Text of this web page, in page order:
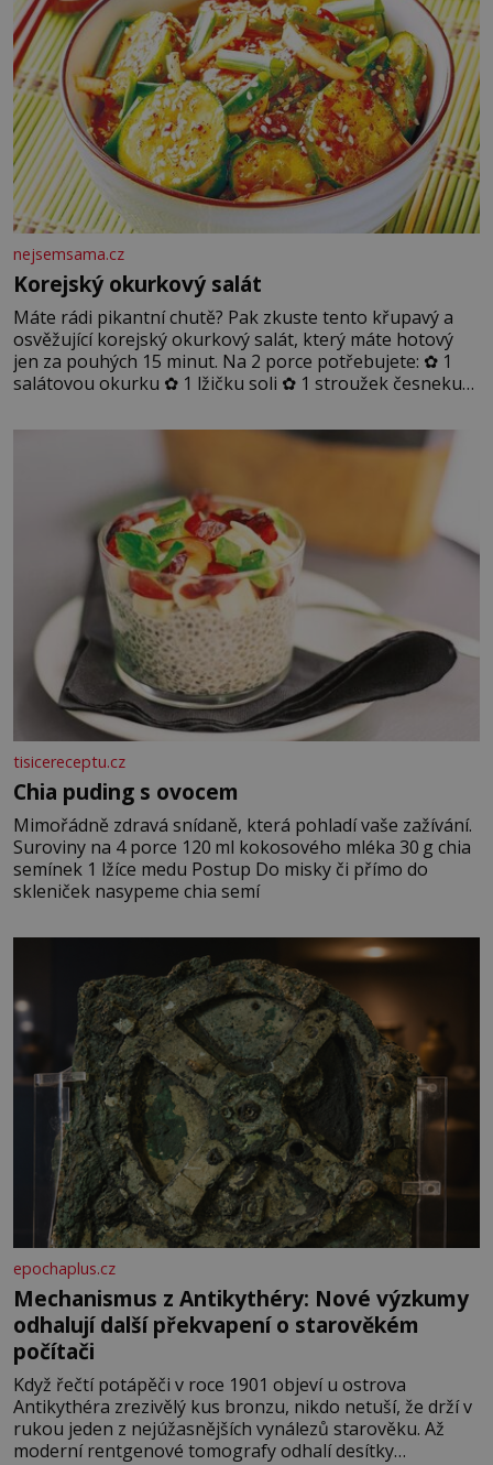
nejsemsama.cz
Korejský okurkový salát
Máte rádi pikantní chutě? Pak zkuste tento křupavý a
osvěžující korejský okurkový salát, který máte hotový
jen za pouhých 15 minut. Na 2 porce potřebujete: ✿ 1
salátovou okurku ✿ 1 lžičku soli ✿ 1 stroužek česneku
sezamového oleje ✿ 1 lžičku chilli ✿ 1 lžičku cukru ✿ 1
jarní cibulku ✿ 1 lžíci sezamových semínek
tisicereceptu.cz
Chia puding s ovocem
Mimořádně zdravá snídaně, která pohladí vaše zažívání.
Suroviny na 4 porce 120 ml kokosového mléka 30 g chia
semínek 1 lžíce medu Postup Do misky či přímo do
skleniček nasypeme chia semí
epochaplus.cz
Mechanismus z Antikythéry: Nové výzkumy
odhalují další překvapení o starověkém
počítači
Když řečtí potápěči v roce 1901 objeví u ostrova
Antikythéra zrezivělý kus bronzu, nikdo netuší, že drží v
rukou jeden z nejúžasnějších vynálezů starověku. Až
moderní rentgenové tomografy odhalí desítky